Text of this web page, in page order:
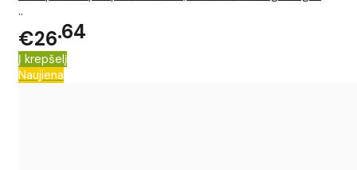
..
€26 64
Į krepšelį
Naujiena